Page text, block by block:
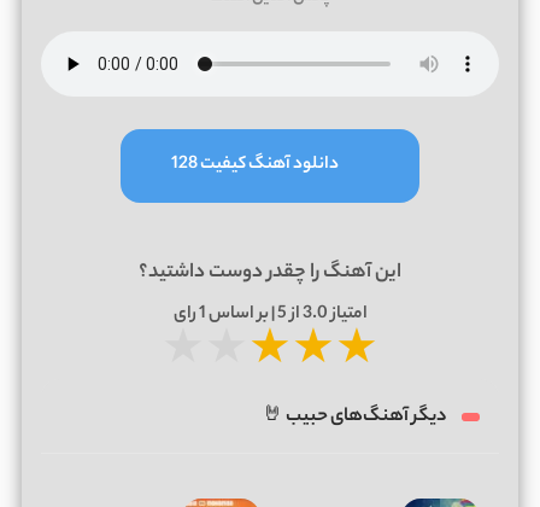
دانلود آهنگ کیفیت 128
این آهنگ را چقدر دوست داشتید؟
امتیاز3.0از 5 | بر اساس 1رای
★★★
دیگر آهنگ‌های حبیب 🤘